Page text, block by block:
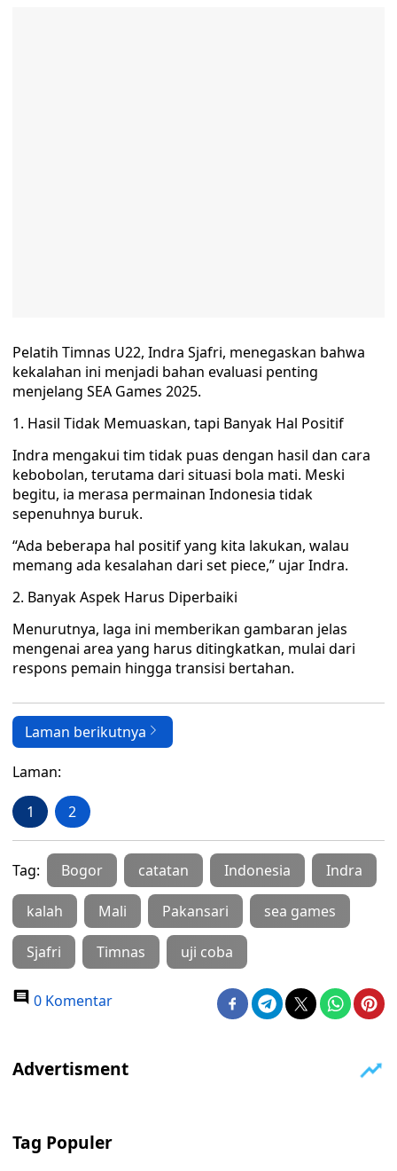
Pelatih Timnas U22, Indra Sjafri, menegaskan bahwa
kekalahan ini menjadi bahan evaluasi penting
menjelang SEA Games 2025.
1. Hasil Tidak Memuaskan, tapi Banyak Hal Positif
Indra mengakui tim tidak puas dengan hasil dan cara
kebobolan, terutama dari situasi bola mati. Meski
begitu, ia merasa permainan Indonesia tidak
sepenuhnya buruk.
“Ada beberapa hal positif yang kita lakukan, walau
memang ada kesalahan dari set piece,” ujar Indra.
2. Banyak Aspek Harus Diperbaiki
Menurutnya, laga ini memberikan gambaran jelas
mengenai area yang harus ditingkatkan, mulai dari
respons pemain hingga transisi bertahan.
Laman berikutnya
Laman:
1 2
Tag: Bogor catatan Indonesia Indra
kalah Mali Pakansari sea games
Sjafri Timnas uji coba
0 Komentar
Tag Populer